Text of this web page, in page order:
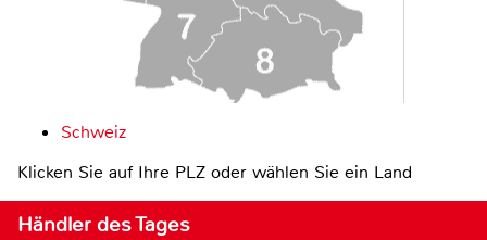
Schweiz
Klicken Sie auf Ihre PLZ oder wählen Sie ein Land
Händler des Tages